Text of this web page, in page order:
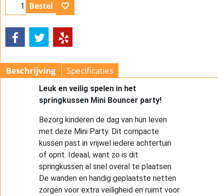
Bestel
Beschrijving Specificaties
Leuk en veilig spelen in het
springkussen Mini Bouncer party!
Bezorg kinderen de dag van hun leven
met deze Mini Party. Dit compacte
kussen past in vrijwel iedere achtertuin
of oprit. Ideaal, want zo is dit
springkussen al snel overal te plaatsen.
De wanden en handig geplaatste netten
zorgen voor extra veiligheid en ruimt voor